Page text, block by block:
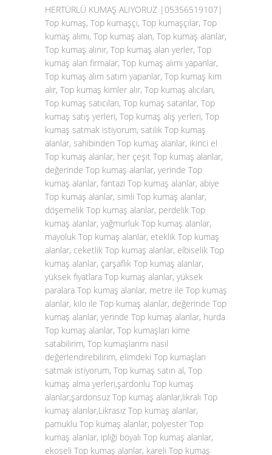
HERTÜRLÜ KUMAŞ ALIYORUZ |05356519107|
Top kumaş, Top kumaşçı, Top kumaşçılar, Top
kumaş alımı, Top kumaş alan, Top kumaş alanlar,
Top kumaş alınır, Top kumaş alan yerler, Top
kumaş alan firmalar, Top kumaş alımı yapanlar,
Top kumaş alım satım yapanlar, Top kumaş kim
alır, Top kumaş kimler alır, Top kumaş alıcıları,
Top kumaş satıcıları, Top kumaş satanlar, Top
kumaş satış yerleri, Top kumaş alış yerleri, Top
kumaş satmak istiyorum, satılık Top kumaş
alanlar, sahibinden Top kumaş alanlar, ikinci el
Top kumaş alanlar, her çeşit Top kumaş alanlar,
değerinde Top kumaş alanlar, yerinde Top
kumaş alanlar, fantazi Top kumaş alanlar, abiye
Top kumaş alanlar, simli Top kumaş alanlar,
döşemelik Top kumaş alanlar, perdelik Top
kumaş alanlar, yağmurluk Top kumaş alanlar,
mayoluk Top kumaş alanlar, eteklik Top kumaş
alanlar, ceketlik Top kumaş alanlar, elbiselik Top
kumaş alanlar, çarşaflık Top kumaş alanlar,
yüksek fiyatlara Top kumaş alanlar, yüksek
paralara Top kumaş alanlar, metre ile Top kumaş
alanlar, kilo ile Top kumaş alanlar, değerinde Top
kumaş alanlar, yerinde Top kumaş alanlar, hurda
Top kumaş alanlar, Top kumaşları kime
satabilirim, Top kumaşlarımı nasıl
değerlendirebilirim, elimdeki Top kumaşları
satmak istiyorum, Top kumaş satın al, Top
kumaş alma yerleri,şardonlu Top kumaş
alanlar,şardonsuz Top kumaş alanlar,likralı Top
kumaş alanlar,Likrasız Top kumaş alanlar,
pamuklu Top kumaş alanlar, polyester Top
kumaş alanlar, ipliği boyalı Top kumaş alanlar,
ekoseli Top kumaş alanlar, kareli Top kumaş